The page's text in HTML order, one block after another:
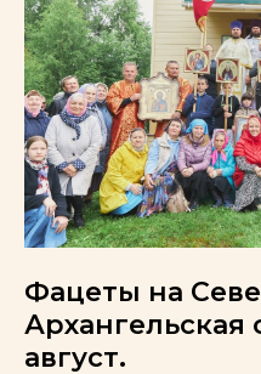
Фацеты на
Архангельская
август.